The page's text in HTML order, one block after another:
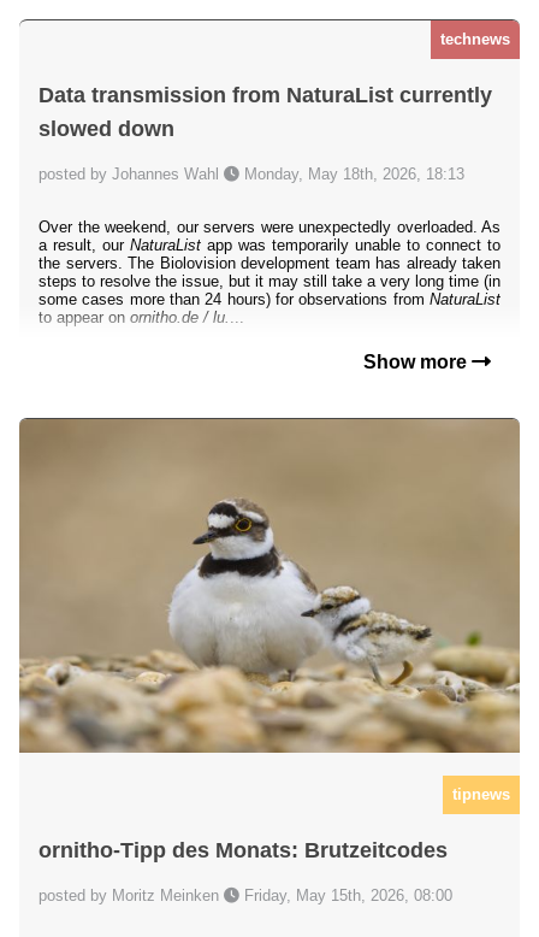
technews
Data transmission from NaturaList currently
slowed down
posted by Johannes Wahl Monday, May 18th, 2026, 18:13
Over the weekend, our servers were unexpectedly overloaded. As
a result, our NaturaList app was temporarily unable to connect to
the servers. The Biolovision development team has already taken
steps to resolve the issue, but it may still take a very long time (in
some cases more than 24 hours) for observations from NaturaList
to appear on ornitho.de / lu.
Show more
tipnews
ornitho-Tipp des Monats: Brutzeitcodes
posted by Moritz Meinken Friday, May 15th, 2026, 08:00